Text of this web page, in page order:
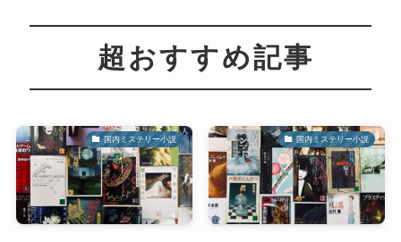
超おすすめ記事
国内ミステリー小説 国内ミステリー小説